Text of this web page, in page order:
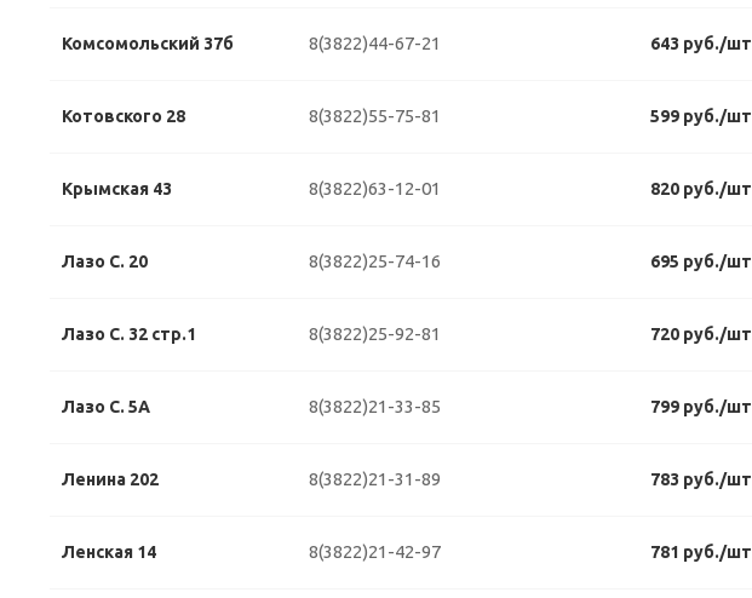
Комсомольский 37б 8(3822)44-67-21 643 руб./шт
Котовского 28 8(3822)55-75-81 599 руб./шт
Крымская 43 8(3822)63-12-01 820 руб./шт
Лазо С. 20 8(3822)25-74-16 695 руб./шт
Лазо С. 32 стр.1 8(3822)25-92-81 720 руб./шт
Лазо С. 5А 8(3822)21-33-85 799 руб./шт
Ленина 202 8(3822)21-31-89 783 руб./шт
Ленская 14 8(3822)21-42-97 781 руб./шт